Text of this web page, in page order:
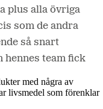
med några av
livsmedel som förenklar
plus alla övriga
som de andra
så snart
hennes team fick